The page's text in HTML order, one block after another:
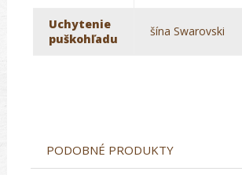
Uchytenie
puškohľadu
šína Swarovski
PODOBNÉ PRODUKTY